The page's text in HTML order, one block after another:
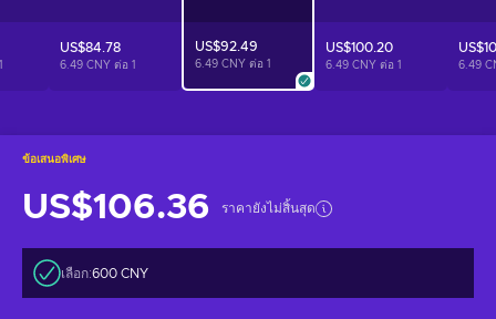
ข้อเสนอพิเศษ
US$106.36 ราคายังไม่สิ้นสุด
เลือก:600 CNY
1
US$84.78
6.49 CNY ต่อ 1
US$92.49
6.49 CNY ต่อ 1
US$100.20
6.49 CNY ต่อ 1 6.49